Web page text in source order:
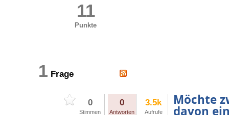
11
Punkte
1 Frage
0
Stimmen
0
Antworten
3.5k
Aufrufe
Möchte
davon